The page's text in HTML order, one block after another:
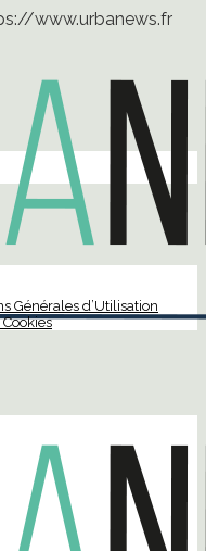
www.urbanews.fr
Générales d’Utilisation